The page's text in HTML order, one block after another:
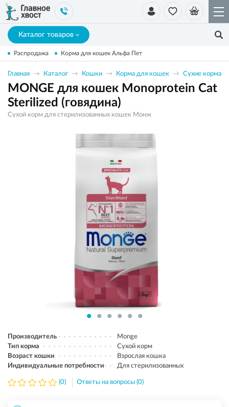
Каталог товаров
Распродажа Корма для кошек Альфа Пет
Главная Каталог Кошки Корма для кошек Сухие корма
MONGE для кошек Monoprotein Cat
Sterilized (говядина)
Сухой корм для стерилизованных кошек Монж
Производитель
Monge
Тип корма
Сухой корм
Возраст кошки
Взрослая кошка
Индивидуальные потребности
Для стерилизованных
(0) Ответы на вопросы (0)